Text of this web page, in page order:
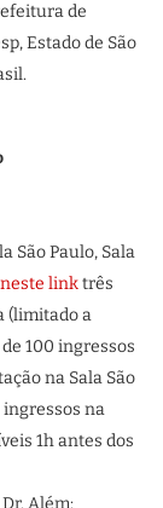
de
Estado de São
São Paulo, Sala
neste linktrês
(limitado a
100 ingressos
na Sala São
ingressos na
1h antes dos
Além: